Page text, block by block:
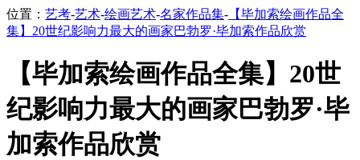
位置： 艺考-艺术-绘画艺术-名家作品集- 【毕加索绘画作品全
集】20世纪影响力最大的画家巴勃罗·毕加索作品欣赏
【毕加索绘画作品全集】20世
纪影响力最大的画家巴勃罗·毕
加索作品欣赏